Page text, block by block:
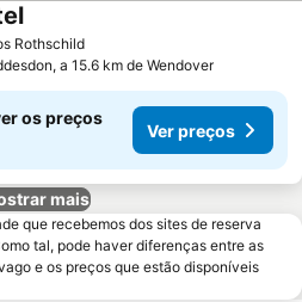
Rothschild
a 15.6 km de Wendover
os preços
Ver preços
mais
que recebemos dos sites de reserva
tal, pode haver diferenças entre as
e os preços que estão disponíveis